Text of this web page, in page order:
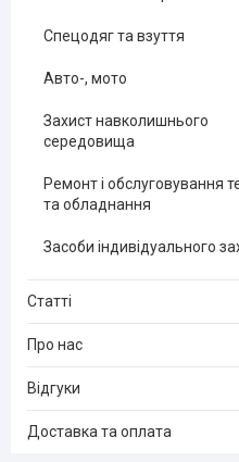
Спецодяг та взуття
Авто-, мото
Захист навколишнього
середовища
Ремонт і обслуговування
та обладнання
Засоби індивідуального
Статті
Про нас
Відгуки
Доставка та оплата